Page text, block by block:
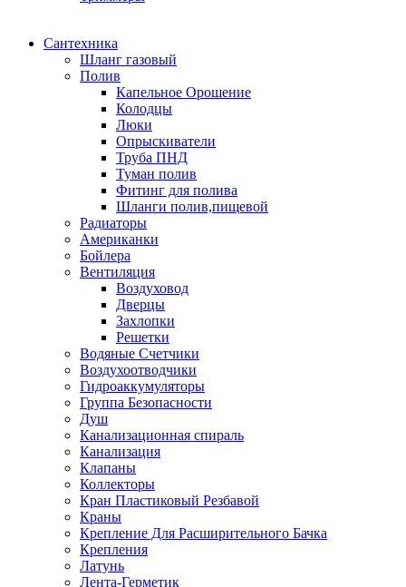
Сантехника
Шланг газовый
Полив
Капельное Орошение
Колодцы
Люки
Опрыскиватели
Труба ПНД
Туман полив
Фитинг для полива
Шланги полив,пищевой
Радиаторы
Американки
Бойлера
Вентиляция
Воздуховод
Дверцы
Захлопки
Решетки
Водяные Счетчики
Воздухоотводчики
Гидроаккумуляторы
Группа Безопасности
Душ
Канализационная спираль
Канализация
Клапаны
Коллекторы
Кран Пластиковый Резбавой
Краны
Крепление Для Расширительного Бачка
Крепления
Латунь
Лента-Герметик